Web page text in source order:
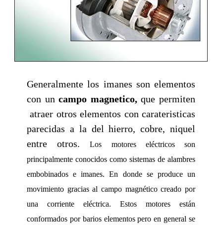
Generalmente los imanes son elementos
con uncampo magnetico,que permiten
atraer otros elementos con carateristicas
parecidas a la del hierro, cobre, niquel
entre otros.Los motores eléctricos son
principalmente conocidos como sistemas de alambres
embobinados e imanes. En donde se produce un
movimiento gracias al campo magnético creado por
una corriente eléctrica. Estos motores están
conformados por barios elementos pero en general se